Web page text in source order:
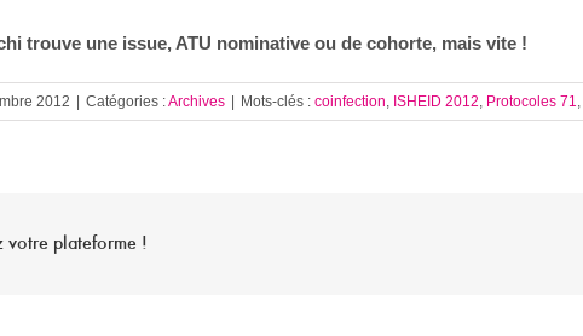
trouve une issue, ATU nominative ou de cohorte, mais vite !
2012 | Catégories :Archives | Mots-clés : coinfection ISHEID 2012 Protocoles 71
votre plateforme !